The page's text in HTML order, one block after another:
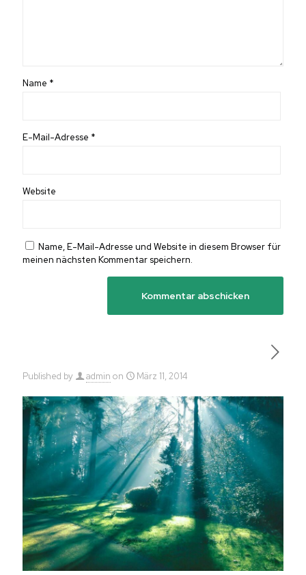
Name *
E-Mail-Adresse *
Website
Name, E-Mail-Adresse und Website in diesem Browser für
meinen nächsten Kommentar speichern.
Published by admin on März 11, 2014